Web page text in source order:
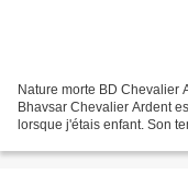
Nature morte BD Chevalier
Bhavsar Chevalier Ardent
lorsque j'étais enfant. Son